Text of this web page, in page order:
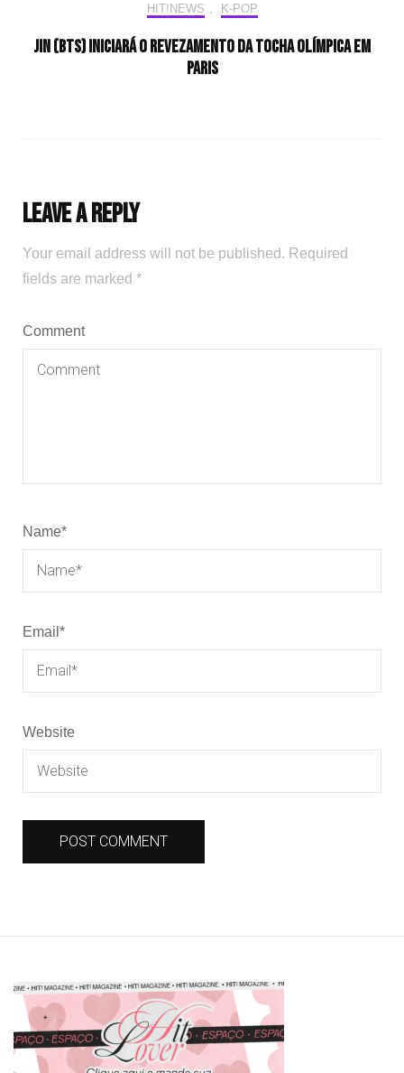
HIT!NEWS K-POP
Jin (BTS) iniciará o revezamento da tocha olímpica em
Paris
Leave a Reply
Your email address will not be published. Required
fields are marked *
Comment
Name*
Email *
Website